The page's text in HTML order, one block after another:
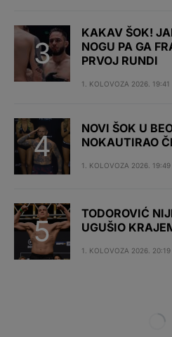
KAKAV ŠOK!
NOGU PA GA
PRVOJ RUNDI
1. KOLOVOZA 2026. 19:41
NOVI ŠOK U
NOKAUTIRAO
1. KOLOVOZA 2026. 19:49
TODOROVIĆ
UGUŠIO
1. KOLOVOZA 2026. 20:19